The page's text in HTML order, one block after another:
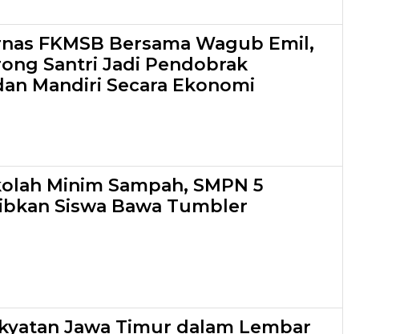
FKMSB Bersama Wagub Emil,
Santri Jadi Pendobrak
Mandiri Secara Ekonomi
Minim Sampah, SMPN 5
Siswa Bawa Tumbler
Jawa Timur dalam Lembar